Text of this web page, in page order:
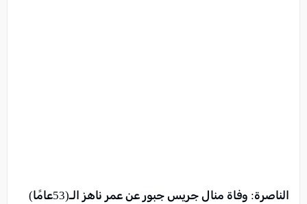
الناصرة: وفاة منال جريس جبور عن عمر ناهز الـ(53عامًا)